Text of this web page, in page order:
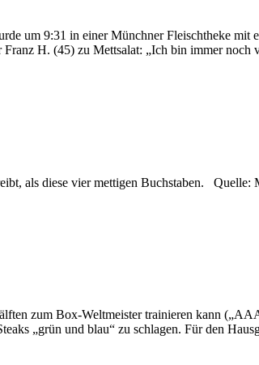
um 9:31 in einer Münchner Fleischtheke
H. (45) zu Mettsalat: „Ich bin immer
als diese vier mettigen Buchstaben. Quelle:
zum Box-Weltmeister trainieren kann
„grün und blau“ zu schlagen. Für den